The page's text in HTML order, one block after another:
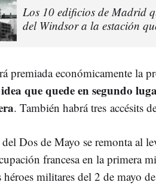
Los 10 edificios de Madrid
del Windsor a la estación
premiada económicamente la
que quede en segundo
. También habrá tres accésits
Dos de Mayo se remonta al
francesa en la primera
héroes militares del 2 de mayo